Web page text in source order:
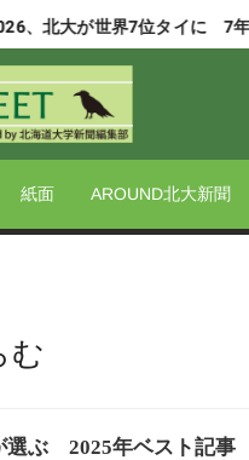
北大が世界7位タイに 7年連
紙面 AROUND北大新聞
む
選ぶ 2025年ベスト記事